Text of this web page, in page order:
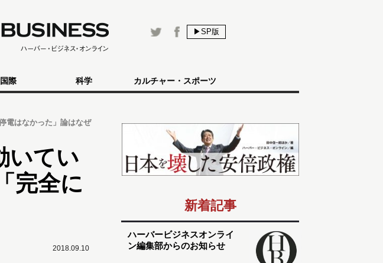
▶SP版
国際 科学 カルチャー・スポーツ
電はなかった」論はなぜ
いてい
完全に
2018.09.10
新着記事
ハーバービジネスオンライ
ン編集部からのお知らせ